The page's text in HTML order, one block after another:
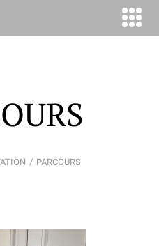
PARCOURS